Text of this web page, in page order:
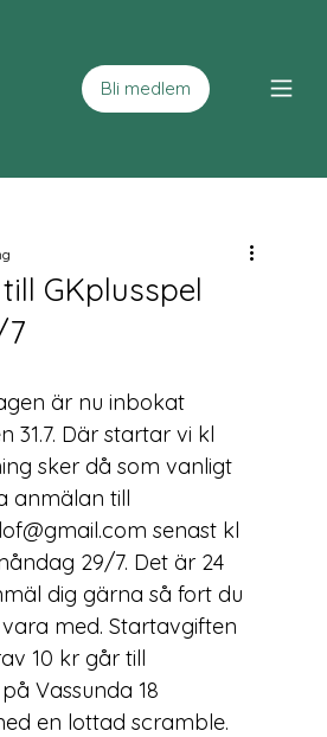
Bli medlem
GKplusspel
är nu inbokat
31.7. Där startar vi kl
sker då som vanligt
anmälan till
senast kl
29/7. Det är 24
dig gärna så fort du
med. Startavgiften
10 kr går till
Vassunda 18
en lottad scramble.